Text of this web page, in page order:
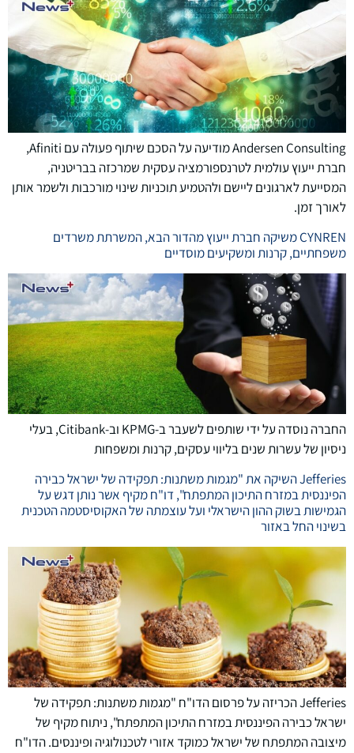
Andersen Consulting מודיעה על הסכם שיתוף פעולה עם Afiniti,
חברת ייעוץ עולמית לטרנספורמציה עסקית שמרכזה בבריטניה,
המסייעת לארגונים ליישם ולהטמיע תוכניות שינוי מורכבות ולשמר אותן
לאורך זמן.
CYNREN משיקה חברת ייעוץ מהדור הבא, המשרתת משרדים
משפחתיים, קרנות ומשקיעים מוסדיים
החברה נוסדה על ידי שותפים לשעבר ב-KPMG וב-Citibank, בעלי
ניסיון של עשרות שנים בליווי עסקים, קרנות ומשפחות
Jefferies השיקה את "מגמות משתנות: תפקידה של ישראל כבירה
הפיננסית במזרח התיכון המתפתח", דו"ח מקיף אשר נותן דגש על
הגמישות בשוק ההון הישראלי ועל עוצמתה של האקוסיסטמה הטכנית
בשינוי החל באזור
‏Jefferies הכריזה על פרסום הדו"ח "מגמות משתנות: תפקידה של
ישראל כבירה הפיננסית במזרח התיכון המתפתח", ניתוח מקיף של
מיצובה המתפתח של ישראל כמוקד אזורי לטכנולוגיה ופיננסים. הדו"ח